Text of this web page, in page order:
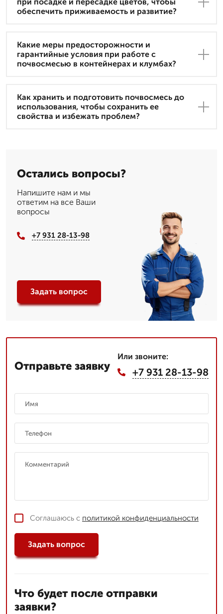
при посадке и пересадке цветов, чтобы
обеспечить приживаемость и развитие?
Какие меры предосторожности и
гарантийные условия при работе с
почвосмесью в контейнерах и клумбах?
Как хранить и подготовить почвосмесь до
использования, чтобы сохранить ее
свойства и избежать проблем?
Остались вопросы?
Напишите нам и мы
ответим на все Ваши
вопросы
+7 931 28-13-98
Задать вопрос
Отправьте заявку
Или звоните:
+7 931 28-13-98
Соглашаюсь с политикой конфиденциальности
Задать вопрос
Что будет после отправки
заявки?